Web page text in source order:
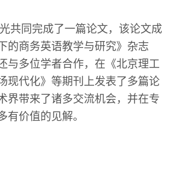
共同完成了一篇论文，该论文成
的商务英语教学与研究》杂志
与多位学者合作，在《北京理工
现代化》等期刊上发表了多篇论
界带来了诸多交流机会，并在专
有价值的见解。